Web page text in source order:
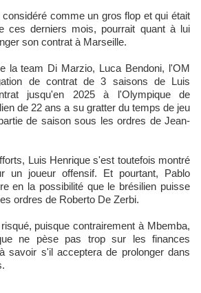
comme un gros flop et qui était
ces derniers mois, pourrait quant à lui
son contrat à Marseille.
la team Di Marzio, Luca Bendoni, l'OM
de contrat de 3 saisons de Luis
jusqu'en 2025 à l'Olympique de
de 22 ans a su gratter du temps de jeu
de saison sous les ordres de Jean-
Luis Henrique s'est toutefois montré
un joueur offensif. Et pourtant, Pablo
en la possibilité que le brésilien puisse
ordres de Roberto De Zerbi.
puisque contrairement à Mbemba,
ne pèse pas trop sur les finances
savoir s'il acceptera de prolonger dans